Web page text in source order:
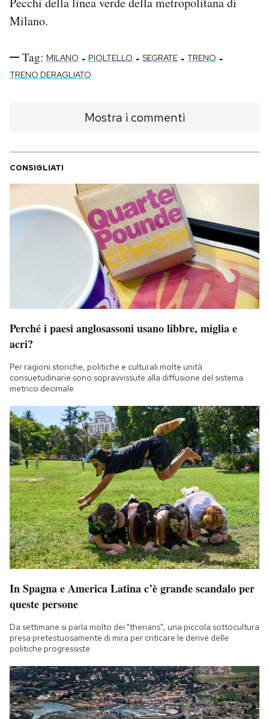
Milano.
Tag: MILANO - PIOLTELLO - SEGRATE - TRENO -
TRENO DERAGLIATO
Mostra i commenti
CONSIGLIATI
Perché i paesi anglosassoni usano libbre, miglia e
acri?
Per ragioni storiche, politiche e culturali molte unità
consuetudinarie sono sopravvissute alla diffusione del sistema
metrico decimale
In Spagna e America Latina c’è grande scandalo per
queste persone
Da settimane si parla molto dei "therians", una piccola sottocultura
presa pretestuosamente di mira per criticare le derive delle
politiche progressiste